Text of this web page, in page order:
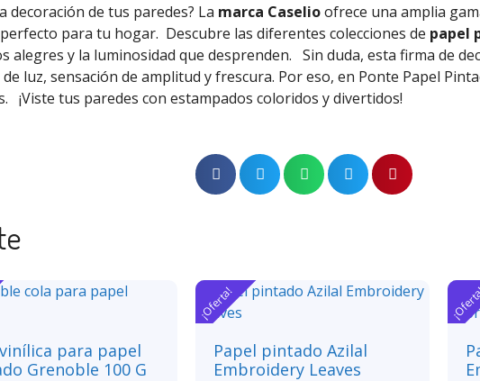
decoración de tus paredes? La marca Caselioofrece una amplia
para tu hogar. Descubre las diferentes colecciones de papel
alegres y la luminosidad que desprenden. Sin duda, esta firma de
luz, sensación de amplitud y frescura. Por eso, en Ponte Papel
¡Viste tus paredes con estampados coloridos y divertidos!
para papel
Grenoble 100 G
¡Oferta!
Papel pintado Azilal
Embroidery Leaves